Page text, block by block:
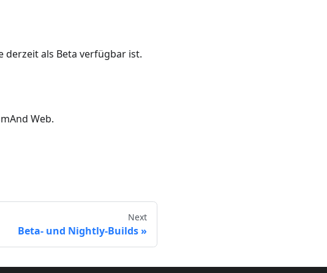
als Beta verfügbar ist.
Web.
Next
Beta- und Nightly-Builds